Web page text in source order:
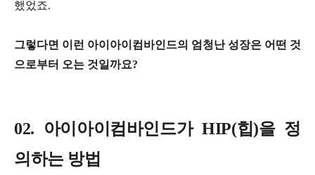
했었죠.
그렇다면 이런 아이아이컴바인드의 엄청난 성장은 어떤 것
으로부터 오는 것일까요?
02. 아이아이컴바인드가 HIP(힙)을 정
의하는 방법